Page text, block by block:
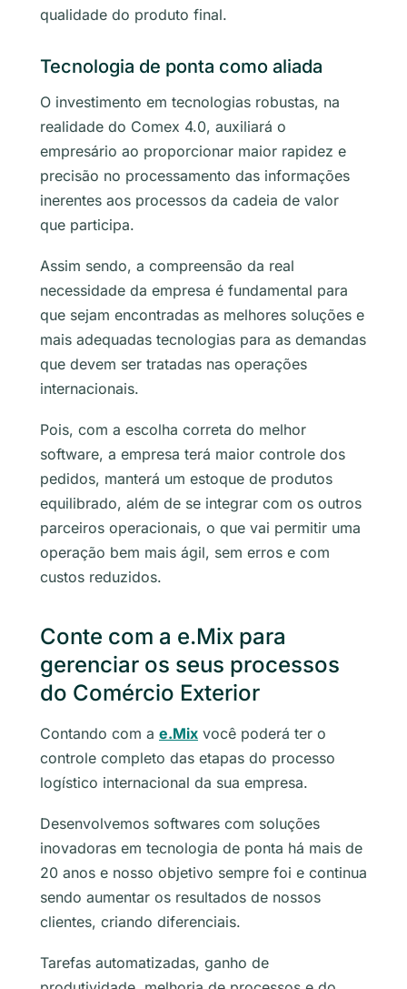
qualidade do produto final.
Tecnologia de ponta como aliada
O investimento em tecnologias robustas, na
realidade do Comex 4.0, auxiliará o
empresário ao proporcionar maior rapidez e
precisão no processamento das informações
inerentes aos processos da cadeia de valor
que participa.
Assim sendo, a compreensão da real
necessidade da empresa é fundamental para
que sejam encontradas as melhores soluções e
mais adequadas tecnologias para as demandas
que devem ser tratadas nas operações
internacionais.
Pois, com a escolha correta do melhor
software, a empresa terá maior controle dos
pedidos, manterá um estoque de produtos
equilibrado, além de se integrar com os outros
parceiros operacionais, o que vai permitir uma
operação bem mais ágil, sem erros e com
custos reduzidos.
Conte com a e.Mix para
gerenciar os seus processos
do Comércio Exterior
Contando com a e.Mix você poderá ter o
controle completo das etapas do processo
logístico internacional da sua empresa.
Desenvolvemos softwares com soluções
inovadoras em tecnologia de ponta há mais de
20 anos e nosso objetivo sempre foi e continua
sendo aumentar os resultados de nossos
clientes, criando diferenciais.
Tarefas automatizadas, ganho de